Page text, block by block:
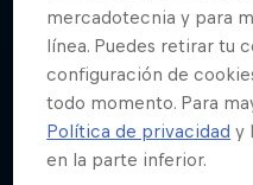
mercadotecnia y para
línea. Puedes retirar tu
configuración de
todo momento. Para
Política de privacidad y
en la parte inferior.